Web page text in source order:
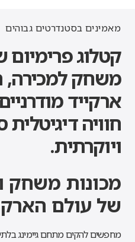
מאמינים בסטנדרטים גבוהים
קטלוג פרימיום
משחק למכירה,
ארקייד
חוויה
ויוקרתית.
מכונות משחק
של עולם
מחפשים להקים מתחם גיימינג